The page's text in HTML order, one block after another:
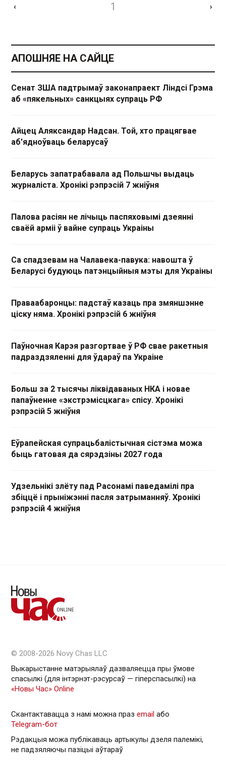
‹ 1 ›
АПОШНЯЕ НА САЙЦЕ
Сенат ЗША падтрымаў законапраект Ліндсі Грэма
аб «пякельных» санкцыях супраць РФ
Айцец Аляксандар Надсан. Той, хто працягвае
аб'ядноўваць беларусаў
Беларусь запатрабавала ад Польшчы выдаць
журналіста. Хронікі рэпрэсій 7 жніўня
Палова расіян не лічыць паспяховымі дзеянні
сваёй арміі ў вайне супраць Украіны
Са спадзевам на Чалавека-павука: навошта ў
Беларусі будуюць патэнцыйныя мэты для Украіны
Праваабаронцы: падстаў казаць пра змяншэнне
ціску няма. Хронікі рэпрэсій 6 жніўня
Паўночная Карэя разгортвае ў РФ свае ракетныя
падраздзяленні для ўдараў па Украіне
Больш за 2 тысячы ліквідаваных НКА і новае
папаўненне «экстрэмісцкага» спісу. Хронікі
рэпрэсій 5 жніўня
Еўрапейская супрацьбалістычная сістэма можа
быць гатовая да сярэдзіны 2027 года
Удзельнікі злёту пад Расонамі паведамілі пра
збіццё і прыніжэнні пасля затрыманняў. Хронікі
рэпрэсій 4 жніўня
© 2008-2026 Novy Chas LLC
Выкарыстанне матэрыялаў дазваляецца пры ўмове
спасылкі (для інтэрнэт-рэсурсаў — гiперспасылкi) на
«Новы Час» Online
Скантактавацца з намі можна праз email або
Telegram-бот
Рэдакцыя можа публікаваць артыкулы дзеля палемікі,
не падзяляючы пазіцыі аўтараў